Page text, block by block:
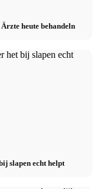
heute behandeln
slapen echt helpt